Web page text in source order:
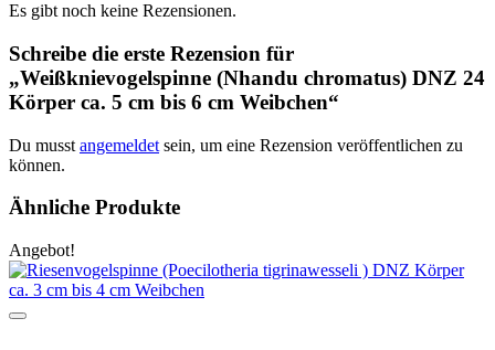
Es gibt noch keine Rezensionen.
Schreibe die erste Rezension für
„Weißknievogelspinne (Nhandu chromatus) DNZ 24
Körper ca. 5 cm bis 6 cm Weibchen“
Du musst angemeldet sein, um eine Rezension veröffentlichen zu
können.
Ähnliche Produkte
Angebot!